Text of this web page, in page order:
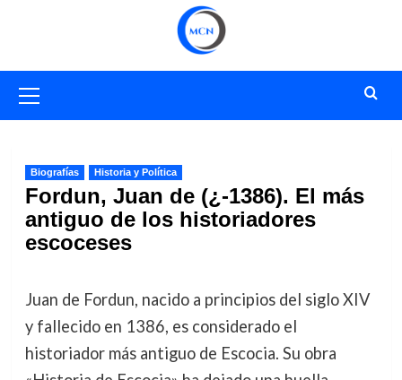
primario
Biografías Historia y Política
Fordun, Juan de (¿-1386). El más
antiguo de los historiadores
escoceses
Juan de Fordun, nacido a principios del siglo XIV
y fallecido en 1386, es considerado el
historiador más antiguo de Escocia. Su obra